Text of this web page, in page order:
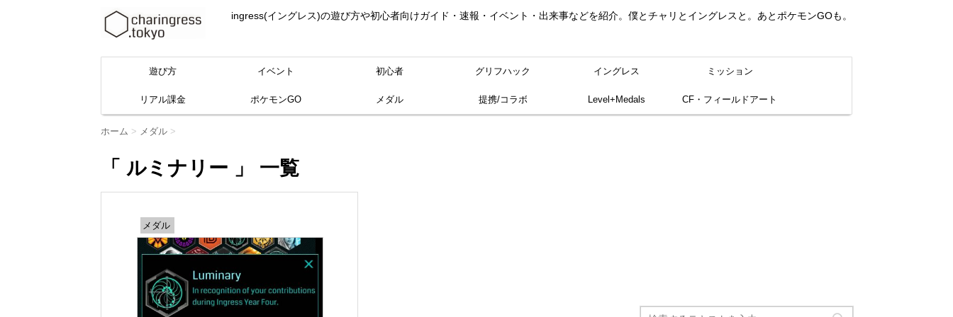
ingress(イングレス)の遊び方や初心者向けガイド・速報・イベント・出来事などを紹介。僕とチャリとイングレスと。あとポケモンGOも。
遊び方 イベント 初心者 グリフハック イングレス ミッション
リアル課金 ポケモンGO メダル 提携/コラボ Level+Medals CF・フィールドアート
ホーム > メダル >
「 ルミナリー 」 一覧
メダル